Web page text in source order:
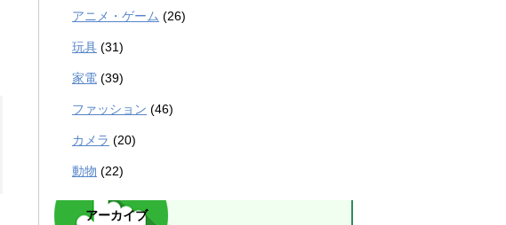
アニメ・ゲーム (26)
玩具 (31)
家電 (39)
ファッション (46)
カメラ (20)
動物 (22)
アーカイブ